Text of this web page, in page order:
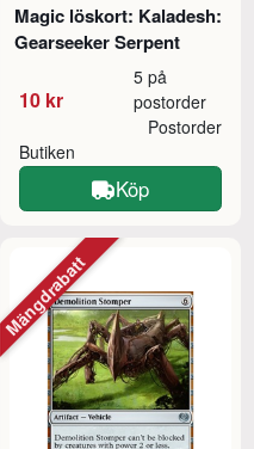
Magic löskort: Kaladesh:
Gearseeker Serpent
10 kr
5 på
postorder
Butiken
Postorder
Köp
Mängdrabatt